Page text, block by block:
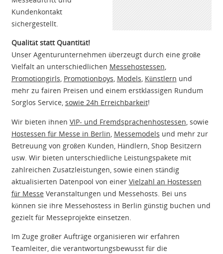
Kundenkontakt
sichergestellt.
Qualität statt Quantität!
Unser Agenturunternehmen überzeugt durch eine große
Vielfalt an unterschiedlichen Messehostessen,
Promotiongirls, Promotionboys, Models, Künstlern und
mehr zu fairen Preisen und einem erstklassigen Rundum
Sorglos Service, sowie 24h Erreichbarkeit!
Wir bieten ihnen VIP- und Fremdsprachenhostessen , sowie
Hostessen für Messe in Berlin Messemodels und mehr zur
Betreuung von großen Kunden, Händlern, Shop Besitzern
usw. Wir bieten unterschiedliche Leistungspakete mit
zahlreichen Zusatzleistungen, sowie einen ständig
aktualisierten Datenpool von einer Vielzahl an Hostessen
für MesseVeranstaltungen und Messehosts. Bei uns
können sie ihre Messehostess in Berlin günstig buchen und
gezielt für Messeprojekte einsetzen.
Im Zuge großer Aufträge organisieren wir erfahren
Teamleiter, die verantwortungsbewusst für die